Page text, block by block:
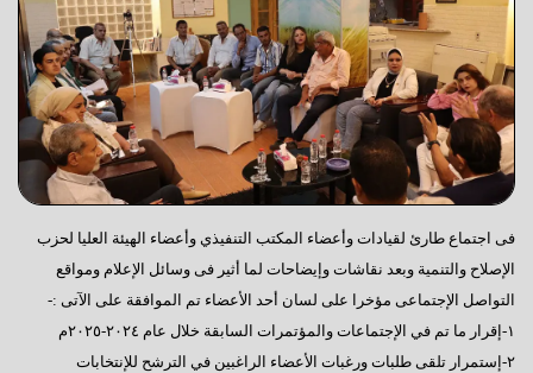
فى اجتماع طارئ لقيادات وأعضاء المكتب التنفيذي وأعضاء الهيئة العليا لحزب
الإصلاح والتنمية وبعد نقاشات وإيضاحات لما أثير فى وسائل الإعلام ومواقع
التواصل الإجتماعى مؤخرا على لسان أحد الأعضاء تم الموافقة على الآتى :-
١-إقرار ما تم في الإجتماعات والمؤتمرات السابقة خلال عام ٢٠٢٤-٢٠٢٥م
٢-إستمرار تلقى طلبات ورغبات الأعضاء الراغبين في الترشح للإنتخابات